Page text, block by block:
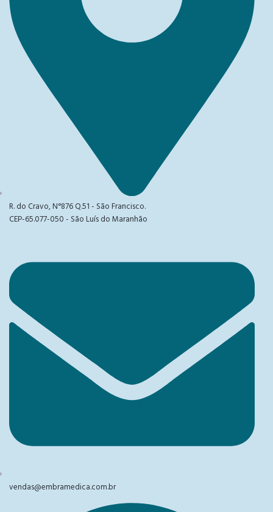
R. do Cravo, N°876 Q.51 - São Francisco.
CEP-65.077-050 - São Luís do Maranhão
vendas@embramedica.com.br